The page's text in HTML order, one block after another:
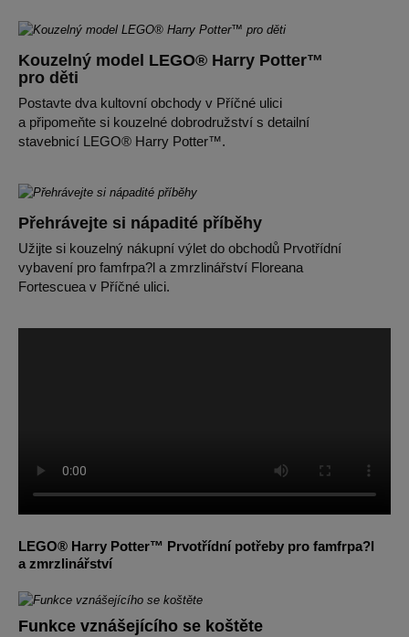
Kouzelný model LEGO® Harry Potter™
pro děti
Postavte dva kultovní obchody v Příčné ulici
a připomeňte si kouzelné dobrodružství s detailní
stavebnicí LEGO® Harry Potter™.
Přehrávejte si nápadité příběhy
Užijte si kouzelný nákupní výlet do obchodů Prvotřídní
vybavení pro famfrpa?l a zmrzlinářství Floreana
Fortescuea v Příčné ulici.
LEGO® Harry Potter™ Prvotřídní potřeby pro famfrpa?l
a zmrzlinářství
Funkce vznášejícího se koštěte